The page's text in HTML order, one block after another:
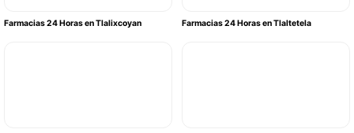
Farmacias 24 Horas en Tlalixcoyan Farmacias 24 Horas en Tlaltetela